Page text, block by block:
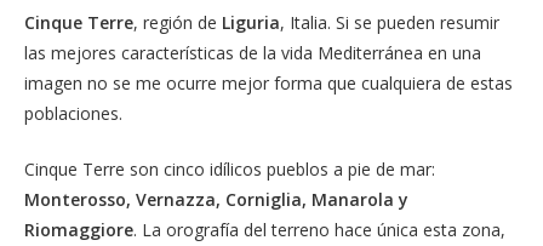
Cinque Terre, región de Liguria, Italia. Si se pueden resumir
las mejores características de la vida Mediterránea en una
imagen no se me ocurre mejor forma que cualquiera de estas
poblaciones.
Cinque Terre son cinco idílicos pueblos a pie de mar:
Monterosso, Vernazza, Corniglia, Manarola y
Riomaggiore. La orografía del terreno hace única esta zona,